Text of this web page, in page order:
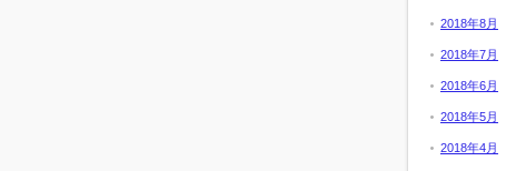
2018年8月
2018年7月
2018年6月
2018年5月
2018年4月